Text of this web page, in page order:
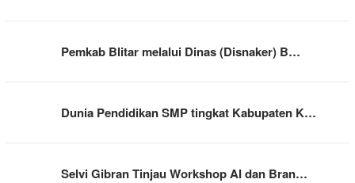
Pemkab Blitar melalui Dinas (Disnaker) B…
Dunia Pendidikan SMP tingkat Kabupaten K…
Selvi Gibran Tinjau Workshop AI dan Bran…